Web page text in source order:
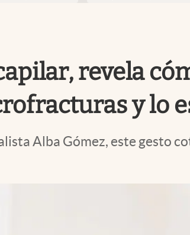
revela
y lo
Alba Gómez, este gesto